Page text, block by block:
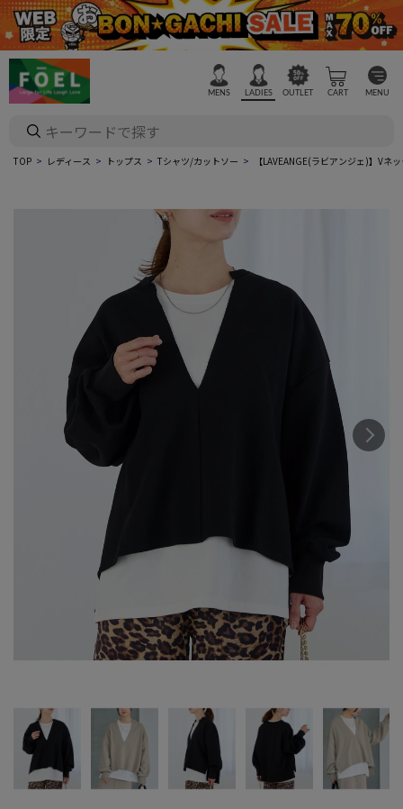
MENS LADIES OUTLET CART MENU
TOP レディース トップス Tシャツ/カットソー 【LAVEANGE(ラビアンジェ)】Vネ